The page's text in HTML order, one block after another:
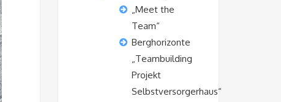
„Meet the
Team“
Berghorizonte
„Teambuilding
Projekt
Selbstversorgerhaus“